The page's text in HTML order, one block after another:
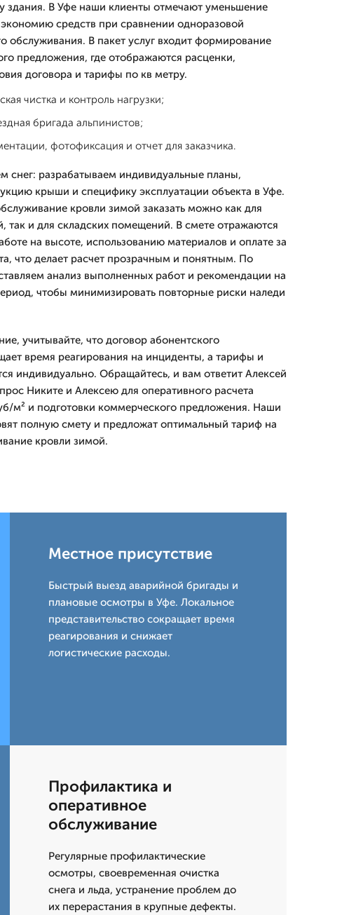
здания. В Уфе наши клиенты отмечают уменьшение
средств при сравнении одноразовой
обслуживания. В пакет услуг входит формирование
предложения, где отображаются расценки,
договора и тарифы по кв метру.
чистка и контроль нагрузки;
бригада альпинистов;
фотофиксация и отчет для заказчика.
снег: разрабатываем индивидуальные планы,
крыши и специфику эксплуатации объекта в Уфе.
кровли зимой заказать можно как для
так и для складских помещений. В смете отражаются
на высоте, использованию материалов и оплате за
что делает расчет прозрачным и понятным. По
анализ выполненных работ и рекомендации на
чтобы минимизировать повторные риски наледи
учитывайте, что договор абонентского
время реагирования на инциденты, а тарифы и
индивидуально. Обращайтесь, и вам ответит Алексей
Никите и Алексею для оперативного расчета
м² и подготовки коммерческого предложения. Наши
полную смету и предложат оптимальный тариф на
кровли зимой.
Местное присутствие
Быстрый выезд аварийной бригады и
плановые осмотры в Уфе. Локальное
представительство сокращает время
реагирования и снижает
логистические расходы.
Профилактика и
оперативное
обслуживание
Регулярные профилактические
осмотры, своевременная очистка
снега и льда, устранение проблем до
их перерастания в крупные дефекты.